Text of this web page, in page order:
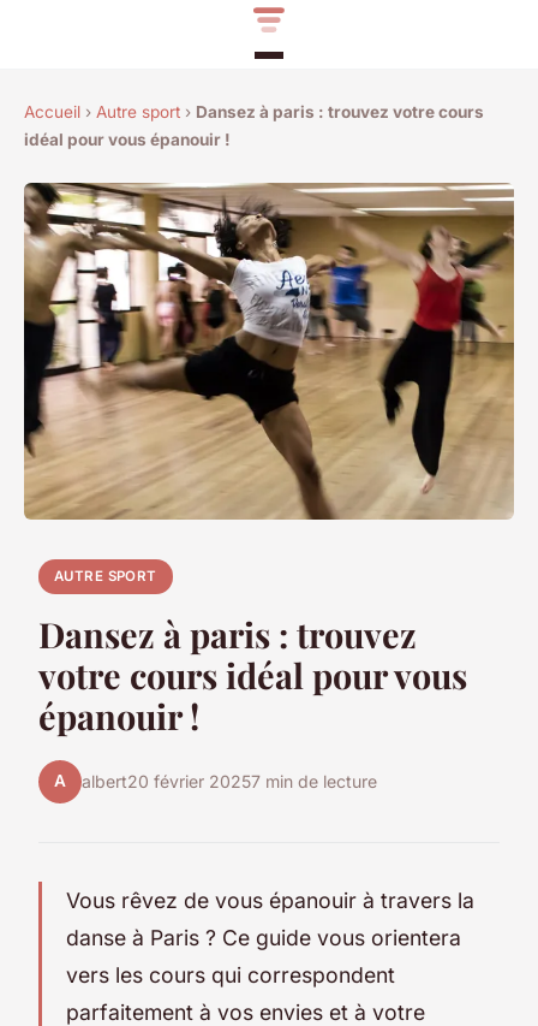
Accueil › Autre sport › Dansez à paris : trouvez votre cours
idéal pour vous épanouir !
AUTRE SPORT
Dansez à paris : trouvez
votre cours idéal pour vous
épanouir !
A albert20 février 20257 min de lecture
Vous rêvez de vous épanouir à travers la
danse à Paris ? Ce guide vous orientera
vers les cours qui correspondent
parfaitement à vos envies et à votre